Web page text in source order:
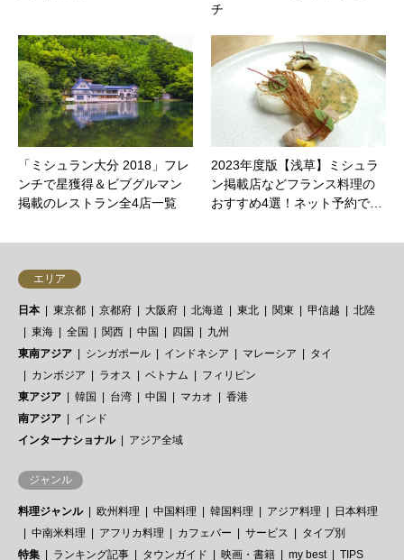
チ
「ミシュラン大分 2018」フレ
ンチで星獲得＆ビブグルマン
掲載のレストラン全4店一覧
2023年度版【浅草】ミシュラ
ン掲載店などフランス料理の
おすすめ4選！ネット予約で…
エリア
日本 東京都 京都府 大阪府 北海道 東北 関東 甲信越
北陸
東海
全国 関西 中国 四国
九州
東南アジア
シンガポール インドネシア マレーシア
タイ
カンボジア
ラオス ベトナム
フィリピン
東アジア
韓国 台湾 中国 マカオ
香港
南アジア
インド
インターナショナル
アジア全域
ジャンル
料理ジャンル 欧州料理 中国料理 韓国料理 アジア料理
日本料理
中南米料理
アフリカ料理 カフェバー サービス
タイプ別
特集
ランキング記事 タウンガイド 映画・書籍 my best
TIPS